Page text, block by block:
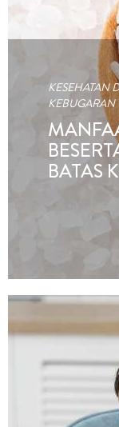
KESEHATAN
KEBUGARAN
BATAS